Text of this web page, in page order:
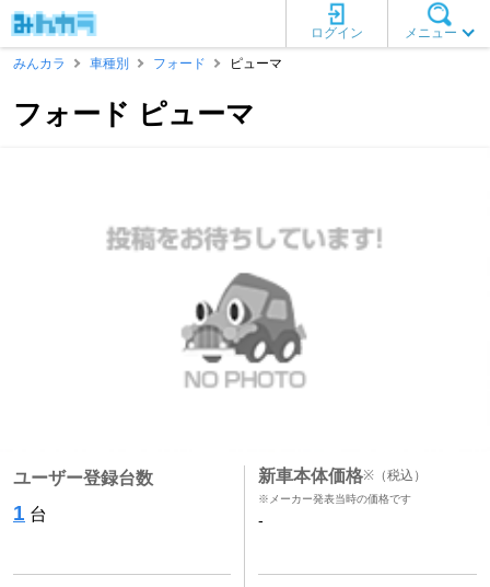
メニュー
ログイン
みんカラ
車種別 フォード ピューマ
フォード ピューマ
ユーザー登録台数
1 台
新車本体価格※ （税込）
※メーカー発表当時の価格です
-